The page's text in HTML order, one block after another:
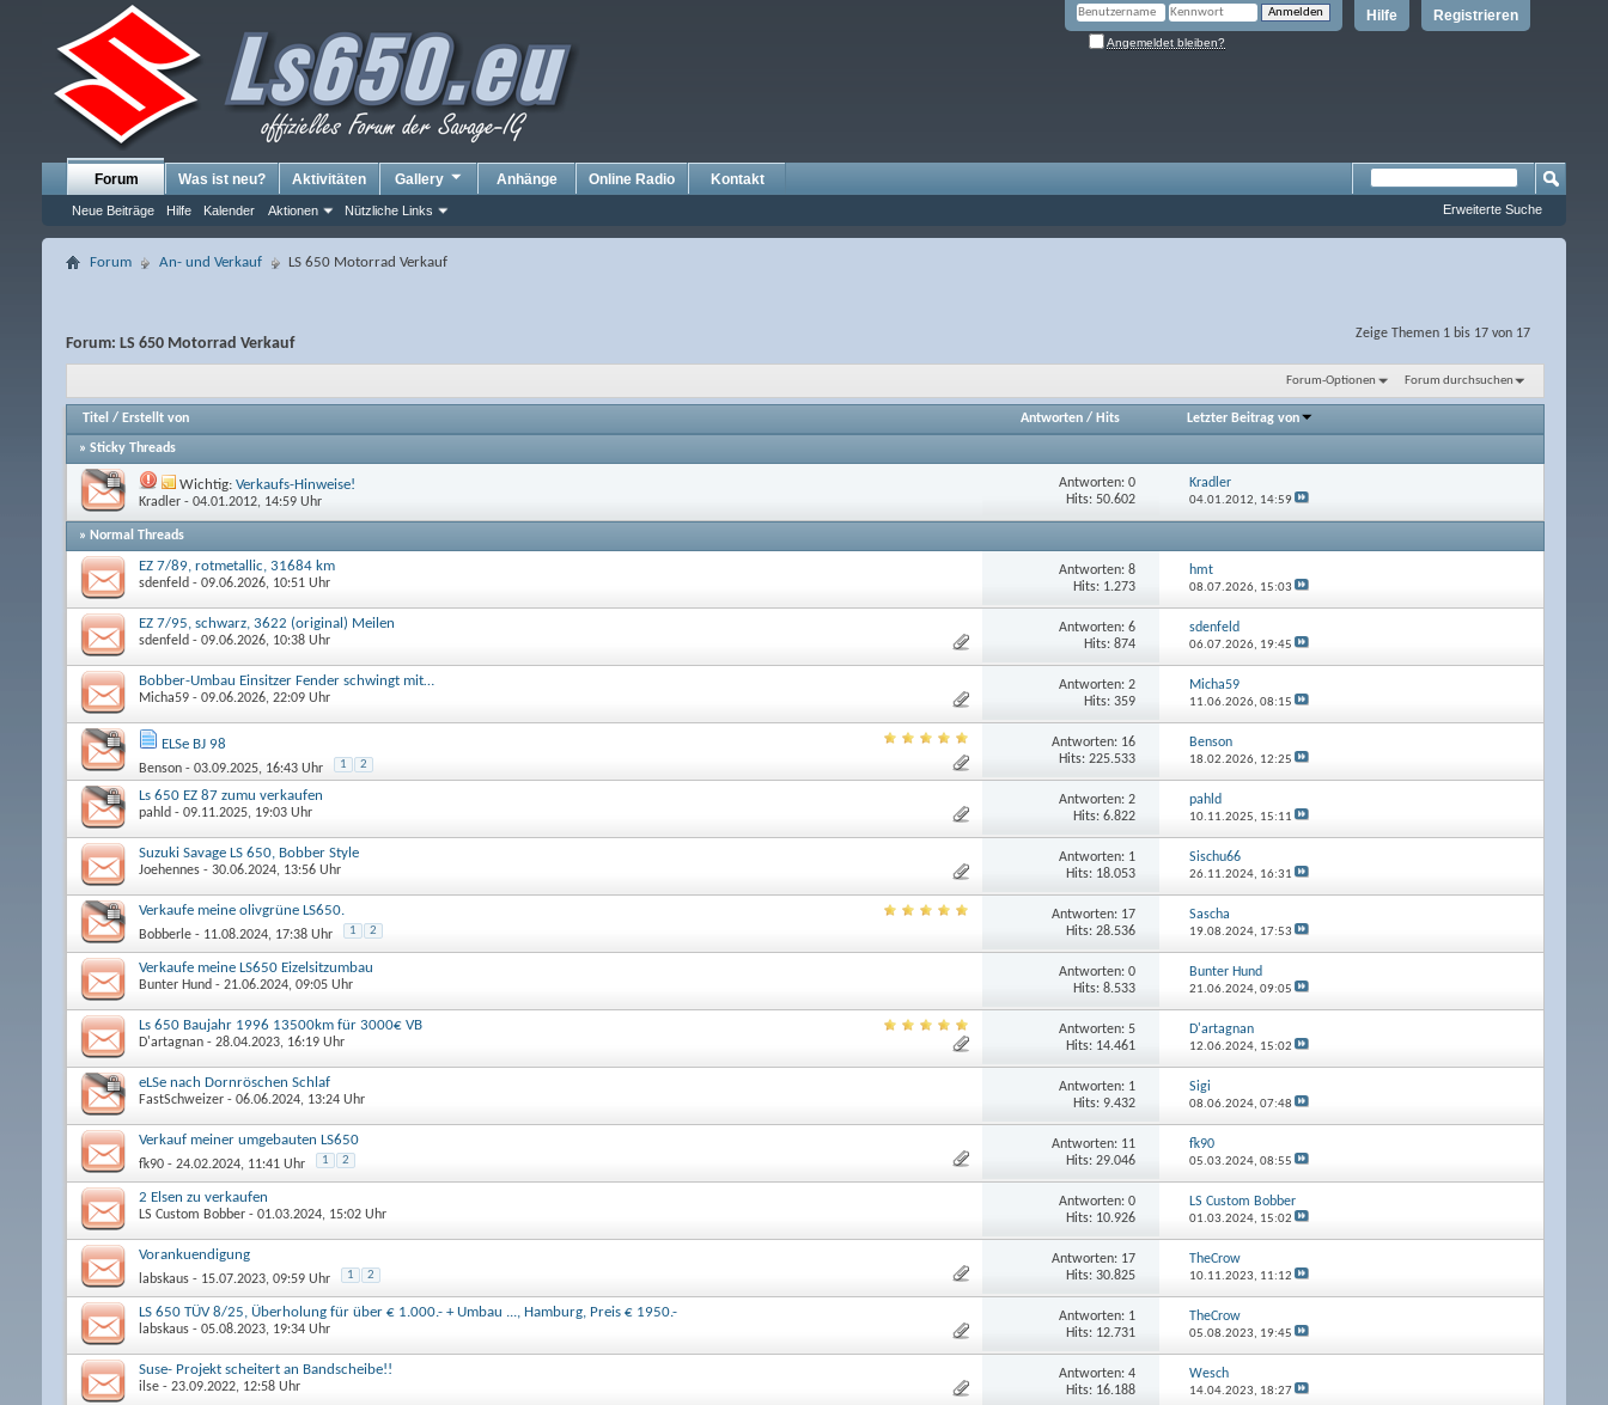
Registrieren
Hilfe
Angemeldet bleiben?
Forum
Neue Beiträge Hilfe Kalender Aktionen Nützliche Links
Was ist neu? Aktivitäten Gallery Anhänge Online Radio Kontakt
Erweiterte Suche
Forum An- und Verkauf LS 650 Motorrad Verkauf
Zeige Themen 1 bis 17 von 17
Forum: LS 650 Motorrad Verkauf
Forum-Optionen Forum durchsuchen
Titel / Erstellt von Antworten/ Hits Letzter Beitrag von
» Sticky Threads
Wichtig: Verkaufs-Hinweise!
Kradler - 04.01.2012, 14:59 Uhr
Antworten: 0
Hits: 50.602
Kradler
04.01.2012, 14:59
» Normal Threads
EZ 7/89, rotmetallic, 31684 km
sdenfeld - 09.06.2026, 10:51 Uhr
Antworten: 8
Hits: 1.273
hmt
08.07.2026, 15:03
EZ 7/95, schwarz, 3622 (original) Meilen
sdenfeld - 09.06.2026, 10:38 Uhr
Antworten: 6
Hits: 874
sdenfeld
06.07.2026, 19:45
Bobber-Umbau Einsitzer Fender schwingt mit…
Micha59 - 09.06.2026, 22:09 Uhr
Antworten: 2
Hits: 359
Micha59
11.06.2026, 08:15
ELSe BJ 98
Benson - 03.09.2025, 16:43 Uhr 1 2
Antworten: 16
Hits: 225.533
Benson
18.02.2026, 12:25
Ls 650 EZ 87 zumu verkaufen
pahld - 09.11.2025, 19:03 Uhr
Antworten: 2
Hits: 6.822
pahld
10.11.2025, 15:11
Suzuki Savage LS 650, Bobber Style
Joehennes - 30.06.2024, 13:56 Uhr
Antworten: 1
Hits: 18.053
Sischu66
26.11.2024, 16:31
Verkaufe meine olivgrüne LS650.
Bobberle - 11.08.2024, 17:38 Uhr 1 2
Antworten: 17
Hits: 28.536
Sascha
19.08.2024, 17:53
Verkaufe meine LS650 Eizelsitzumbau
Bunter Hund - 21.06.2024, 09:05 Uhr
Antworten: 0
Hits: 8.533
Bunter Hund
21.06.2024, 09:05
Ls 650 Baujahr 1996 13500km für 3000€ VB
D'artagnan - 28.04.2023, 16:19 Uhr
Antworten: 5
Hits: 14.461
D'artagnan
12.06.2024, 15:02
eLSe nach Dornröschen Schlaf
FastSchweizer - 06.06.2024, 13:24 Uhr
Antworten: 1
Hits: 9.432
Sigi
08.06.2024, 07:48
Verkauf meiner umgebauten LS650
fk90 - 24.02.2024, 11:41 Uhr 1 2
Antworten: 11
Hits: 29.046
fk90
05.03.2024, 08:55
2 Elsen zu verkaufen
LS Custom Bobber - 01.03.2024, 15:02 Uhr
Antworten: 0
Hits: 10.926
LS Custom Bobber
01.03.2024, 15:02
Vorankuendigung
labskaus - 15.07.2023, 09:59 Uhr 1 2
Antworten: 17
Hits: 30.825
TheCrow
10.11.2023, 11:12
LS 650 TÜV 8/25, Überholung für über € 1.000.- + Umbau ..., Hamburg, Preis € 1950.-
labskaus - 05.08.2023, 19:34 Uhr
Antworten: 1
Hits: 12.731
TheCrow
05.08.2023, 19:45
Suse- Projekt scheitert an Bandscheibe!!
ilse - 23.09.2022, 12:58 Uhr
Antworten: 4
Hits: 16.188
Wesch
14.04.2023, 18:27